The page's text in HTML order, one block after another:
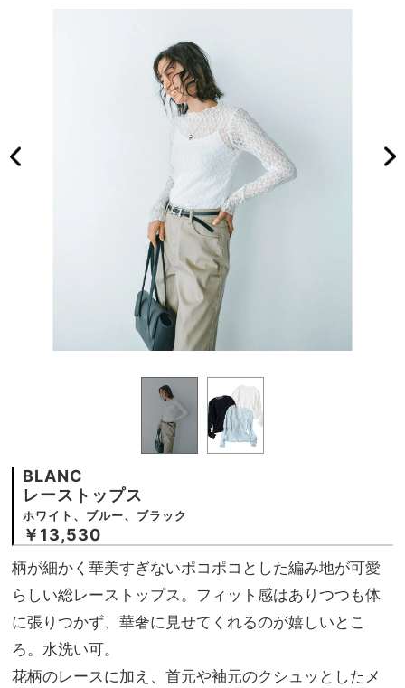
BLANC
レーストップス
ホワイト、ブルー、ブラック
￥13,530
柄が細かく華美すぎないポコポコとした編み地が可愛
らしい総レーストップス。フィット感はありつつも体
に張りつかず、華奢に見せてくれるのが嬉しいとこ
ろ。水洗い可。
花柄のレースに加え、首元や袖元のクシュッとしたメ